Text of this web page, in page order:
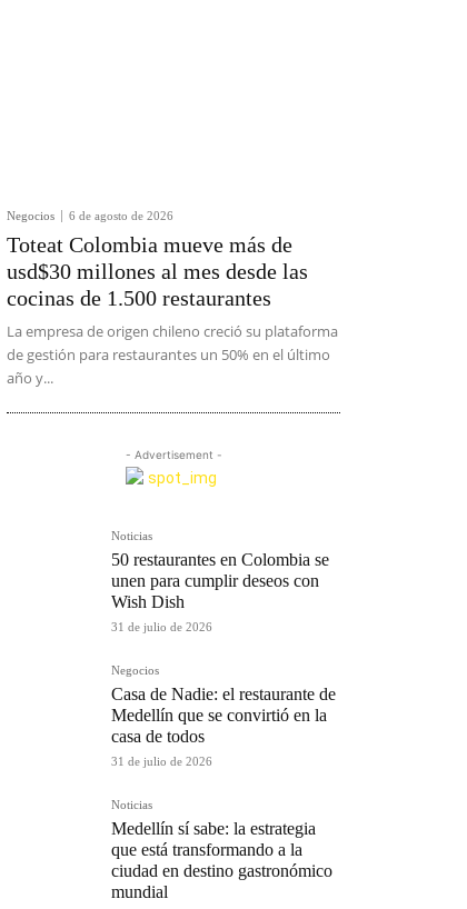
Negocios 6 de agosto de 2026
Toteat Colombia mueve más de
usd$30 millones al mes desde las
cocinas de 1.500 restaurantes
La empresa de origen chileno creció su plataforma
de gestión para restaurantes un 50% en el último
año y...
- Advertisement -
Noticias
50 restaurantes en Colombia se
unen para cumplir deseos con
Wish Dish
31 de julio de 2026
Negocios
Casa de Nadie: el restaurante de
Medellín que se convirtió en la
casa de todos
31 de julio de 2026
Noticias
Medellín sí sabe: la estrategia
que está transformando a la
ciudad en destino gastronómico
mundial